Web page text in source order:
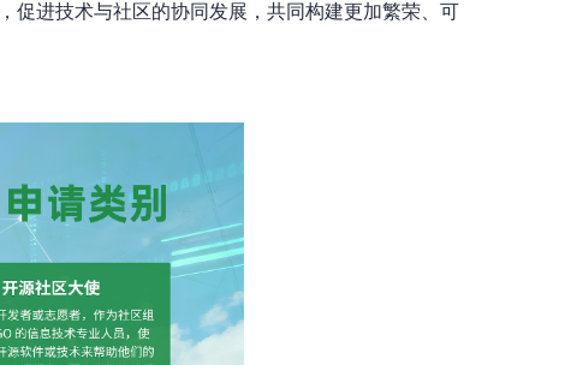
促进技术与社区的协同发展，共同构建更加繁荣、可